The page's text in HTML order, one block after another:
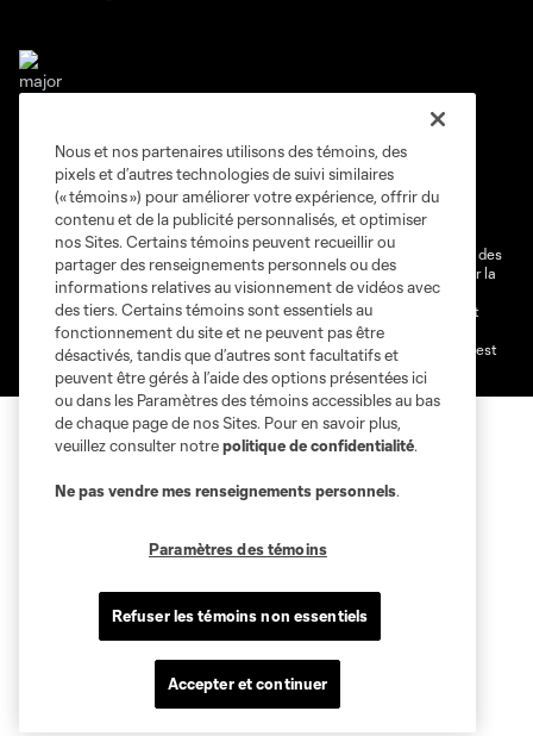
Conditions d'utilisation
Politique de confidentialité
Ne vendez pas et ne partagez pas mes information personnelles.
Paramètres des témoins
@2026 MLS. Le nom et l'écusson Major League Soccer et MLS sont des
marques déposées de Major League Soccer, LLC (“MLS”) protégés par la
loi. Les noms et les logos des différentes équipes de MLS sont des
marques déposées ou des marques de droit commun de MLS ou sont
utilisées avec l’autorisation ou l'accord tacite préalable de leurs
propriétaires. Toute l’utilisation de leurs noms et logos non-autorisée est
par conséquent prohibée est interdite.
Nous et nos partenaires utilisons des témoins, des
pixels et d’autres technologies de suivi similaires
(« témoins ») pour améliorer votre expérience, offrir du
contenu et de la publicité personnalisés, et optimiser
nos Sites. Certains témoins peuvent recueillir ou
partager des renseignements personnels ou des
informations relatives au visionnement de vidéos avec
des tiers. Certains témoins sont essentiels au
fonctionnement du site et ne peuvent pas être
désactivés, tandis que d’autres sont facultatifs et
peuvent être gérés à l’aide des options présentées ici
ou dans les Paramètres des témoins accessibles au bas
de chaque page de nos Sites. Pour en savoir plus,
veuillez consulter notrepolitique de confidentialité.
Ne pas vendre mes renseignements personnels.
Paramètres des témoins
Refuser les témoins non essentiels
Accepter et continuer